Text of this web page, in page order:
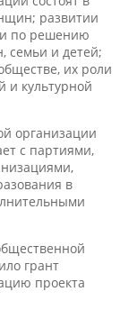
развитии
по решению
семьи и детей;
их роли
и культурной
организации
с партиями,
в
грант
проекта